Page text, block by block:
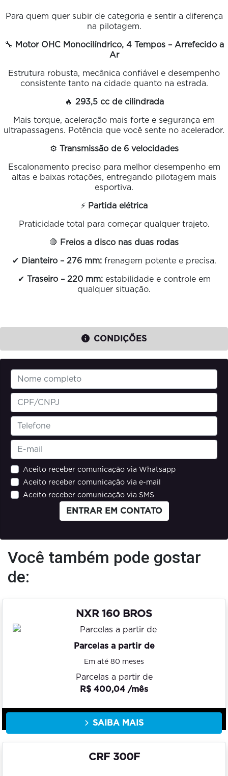
Para quem quer subir de categoria e sentir a diferença
na pilotagem.
🔧 Motor OHC Monocilíndrico, 4 Tempos – Arrefecido a
Ar
Estrutura robusta, mecânica confiável e desempenho
consistente tanto na cidade quanto na estrada.
🔥 293,5 cc de cilindrada
Mais torque, aceleração mais forte e segurança em
ultrapassagens. Potência que você sente no acelerador.
⚙️ Transmissão de 6 velocidades
Escalonamento preciso para melhor desempenho em
altas e baixas rotações, entregando pilotagem mais
esportiva.
⚡ Partida elétrica
Praticidade total para começar qualquer trajeto.
🛑 Freios a disco nas duas rodas
✔ Dianteiro – 276 mm:frenagem potente e precisa.
✔ Traseiro – 220 mm:estabilidade e controle em
qualquer situação.
CONDIÇÕES
Aceito receber comunicação via Whatsapp
Aceito receber comunicação via e-mail
Aceito receber comunicação via SMS
ENTRAR EM CONTATO
Você também pode gostar
de:
NXR 160 BROS
Parcelas a partir de
Em até 80 meses
Parcelas a partir de
R$ 400,04 /mês
SAIBA MAIS
CRF 300F